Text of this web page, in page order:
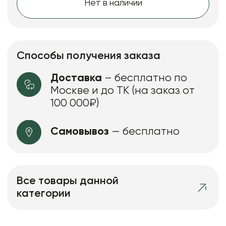
Нет в наличии
Способы получения заказа
Доставка – бесплатно по
Москве и до ТК (на заказ от
100 000₽)
Самовывоз — бесплатно
Все товары данной
категории